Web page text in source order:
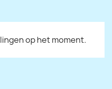
op het moment.